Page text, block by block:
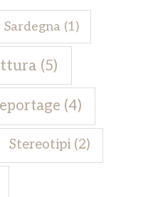
Sardegna(1)
(5)
(4)
Stereotipi(2)